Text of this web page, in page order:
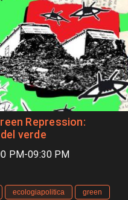
Repression:
verde
PM-09:30 PM
ecologiapolitica green